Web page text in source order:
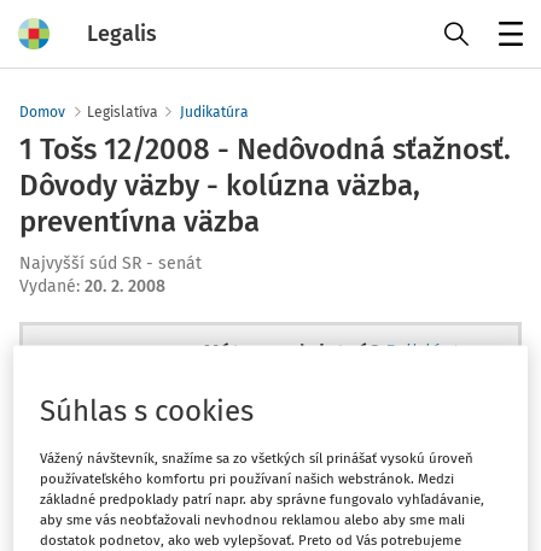
Legalis
Domov Legislatíva Judikatúra
1 Tošs 12/2008 - Nedôvodná sťažnosť.
Dôvody väzby - kolúzna väzba,
preventívna väzba
Najvyšší súd SR - senát
Vydané: 20. 2. 2008
Máte predplatné? Prihláste sa
Ups, zatiaľ ste si prečítali len
začiatok...
Súhlas s cookies
Vážený návštevník, snažíme sa zo všetkých síl prinášať vysokú úroveň
používateľského komfortu pri používaní našich webstránok. Medzi
základné predpoklady patrí napr. aby správne fungovalo vyhľadávanie,
aby sme vás neobťažovali nevhodnou reklamou alebo aby sme mali
dostatok podnetov, ako web vylepšovať. Preto od Vás potrebujeme